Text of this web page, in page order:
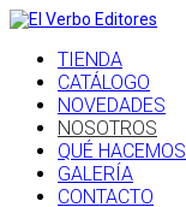
TIENDA
CATÁLOGO
NOVEDADES
NOSOTROS
QUÉ HACEMOS
GALERÍA
CONTACTO